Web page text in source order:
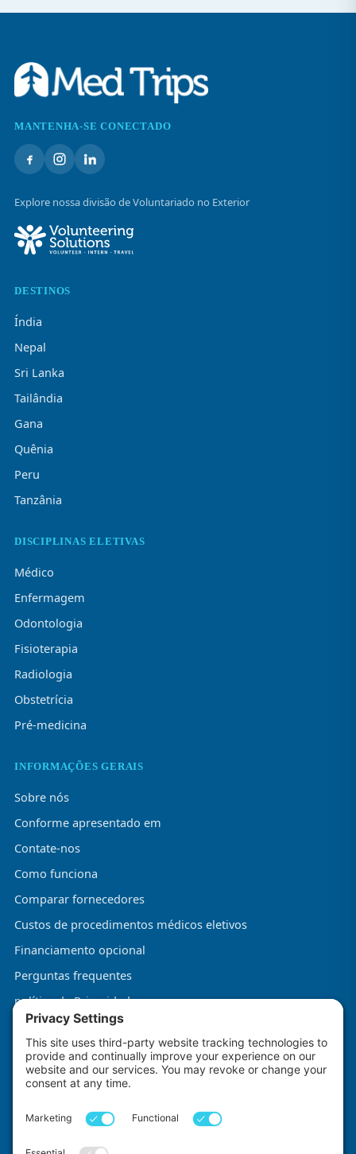
MANTENHA-SE CONECTADO
Explore nossa divisão de Voluntariado no Exterior
DESTINOS
Índia
Nepal
Sri Lanka
Tailândia
Gana
Quênia
Peru
Tanzânia
DISCIPLINAS ELETIVAS
Médico
Enfermagem
Odontologia
Fisioterapia
Radiologia
Obstetrícia
Pré-medicina
INFORMAÇÕES GERAIS
Sobre nós
Conforme apresentado em
Contate-nos
Como funciona
Comparar fornecedores
Custos de procedimentos médicos eletivos
Financiamento opcional
Perguntas frequentes
política de Privacidade
Termos e Condições
Política de Cookies